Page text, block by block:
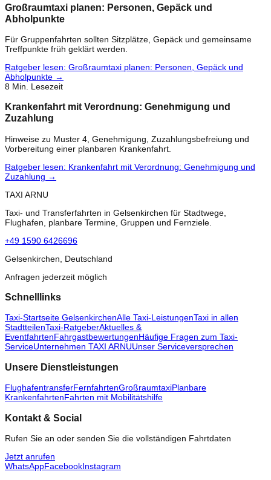
Großraumtaxi planen: Personen, Gepäck und
Abholpunkte
Für Gruppenfahrten sollten Sitzplätze, Gepäck und gemeinsame
Treffpunkte früh geklärt werden.
Ratgeber lesen: Großraumtaxi planen: Personen, Gepäck und
Abholpunkte →
8 Min. Lesezeit
Krankenfahrt mit Verordnung: Genehmigung und
Zuzahlung
Hinweise zu Muster 4, Genehmigung, Zuzahlungsbefreiung und
Vorbereitung einer planbaren Krankenfahrt.
Ratgeber lesen: Krankenfahrt mit Verordnung: Genehmigung und
Zuzahlung →
TAXI ARNU
Taxi- und Transferfahrten in Gelsenkirchen für Stadtwege,
Flughafen, planbare Termine, Gruppen und Fernziele.
+49 1590 6426696
Gelsenkirchen, Deutschland
Anfragen jederzeit möglich
Schnelllinks
Taxi-Startseite GelsenkirchenAlle Taxi-LeistungenTaxi in allen
StadtteilenTaxi-RatgeberAktuelles &
EventfahrtenFahrgastbewertungenHäufige Fragen zum Taxi-
ServiceUnternehmen TAXI ARNUUnser Serviceversprechen
Unsere Dienstleistungen
FlughafentransferFernfahrtenGroßraumtaxiPlanbare
KrankenfahrtenFahrten mit Mobilitätshilfe
Kontakt & Social
Rufen Sie an oder senden Sie die vollständigen Fahrtdaten
Jetzt anrufen
WhatsAppFacebookInstagram